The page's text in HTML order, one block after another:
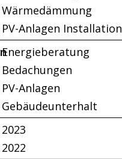
Wärmedämmung
PV-Anlagen Installation
Energieberatung
Bedachungen
PV-Anlagen
Gebäudeunterhalt
2023
2022